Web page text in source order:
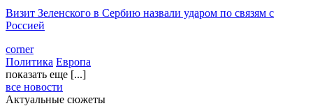
Визит Зеленского в Сербию назвали ударом по связям с
Россией
corner
Политика Европа
показать еще [...]
все новости
Актуальные сюжеты